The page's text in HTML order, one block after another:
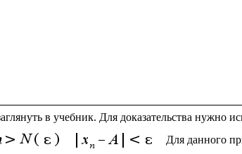
в учебник. Для доказательства нужно
Для данного